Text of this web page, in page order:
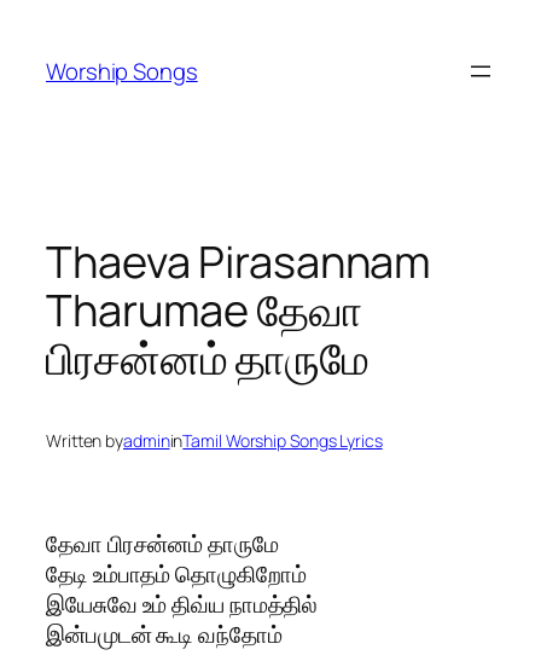
content
Worship Songs
Thaeva Pirasannam
Tharumae தேவா
பிரசன்னம் தாருமே
Written byadmininTamil Worship Songs Lyrics
தேவா பிரசன்னம் தாருமே
தேடி உம்பாதம் தொழுகிறோம்
இயேசுவே உம் திவ்ய நாமத்தில்
இன்பமுடன் கூடி வந்தோம்